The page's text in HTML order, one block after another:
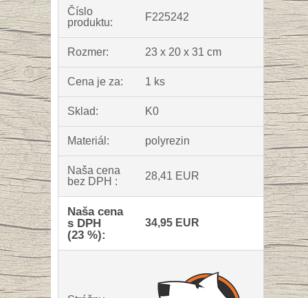
Číslo
produktu:
F225242
Rozmer: 23 x 20 x 31 cm
Cena je za: 1 ks
Sklad: K0
Materiál: polyrezin
Naša cena
bez DPH :
28,41 EUR
Naša cena
s DPH
(23 %):
34,95 EUR